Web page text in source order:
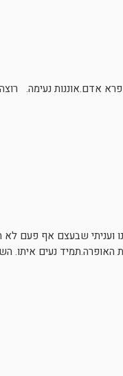
אדם.אוננות נעימה.
האופרה.תמיד נעים איתו.